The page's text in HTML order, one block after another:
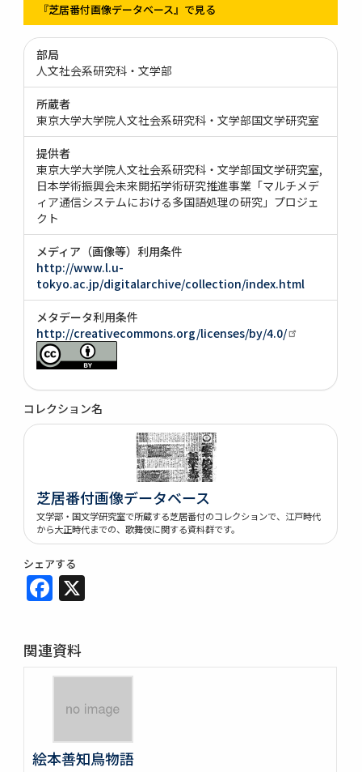
『芝居番付画像データベース』で見る
部局
人文社会系研究科・文学部
所蔵者
東京大学大学院人文社会系研究科・文学部国文学研究室
提供者
東京大学大学院人文社会系研究科・文学部国文学研究室
日本学術振興会未来開拓学術研究推進事業「マルチメデ
ィア通信システムにおける多国語処理の研究」プロジェ
クト
メディア（画像等）利用条件
http://www.l.u-
tokyo.ac.jp/digitalarchive/collection/index.html
メタデータ利用条件
http://creativecommons.org/licenses/by/4.0/
コレクション名
芝居番付画像データベース
文学部・国文学研究室で所蔵する芝居番付のコレクションで、江戸時代
から大正時代までの、歌舞伎に関する資料群です。
シェアする
Facebook
関連資料
絵本善知鳥物語